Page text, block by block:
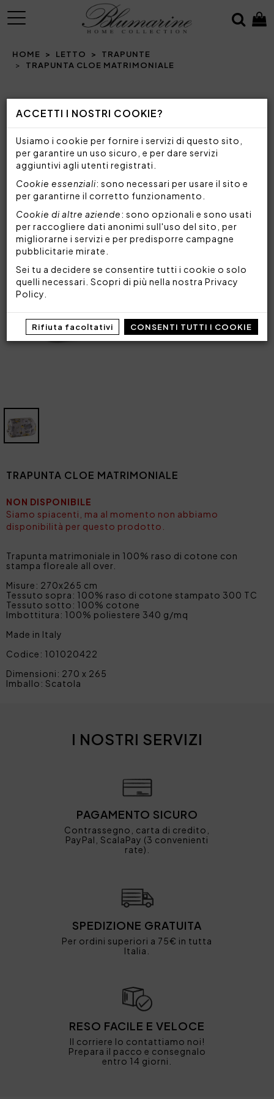
ACCETTI I NOSTRI COOKIE?
Usiamo i cookie per fornire i servizi di questo sito,
per garantire un uso sicuro, e per dare servizi
aggiuntivi agli utenti registrati.
Cookie essenziali: sono necessari per usare il sito e
per garantirne il corretto funzionamento.
Cookie di altre aziende: sono opzionali e sono usati
per raccogliere dati anonimi sull'uso del sito, per
migliorarne i servizi e per predisporre campagne
pubblicitarie mirate.
Sei tu a decidere se consentire tutti i cookie o solo
quelli necessari. Scopri di più nella nostra Privacy
Policy
Rifiuta facoltativi CONSENTI TUTTI I COOKIE
MENU
HOME LETTO
TRAPUNTE
TRAPUNTA CLOE MATRIMONIALE
Prev
TRAPUNTA CLOE MATRIMONIALE
NON DISPONIBILE
Siamo spiacenti, ma al momento non abbiamo
disponibilità per questo prodotto.
Trapunta matrimoniale in 100% raso di cotone con
stampa floreale all over.
Misure: 270x265 cm
Tessuto sopra: 100% raso di cotone stampato 300 TC
Tessuto sotto: 100% cotone
Imbottitura: 100% poliestere 340 g/mq
Made in Italy
Codice: 101020422
Dimensioni: 270 x 265
Imballo: Scatola
I NOSTRI SERVIZI
PAGAMENTO SICURO
Contrassegno, carta di credito,
PayPal, ScalaPay (3 convenienti
rate).
SPEDIZIONE GRATUITA
Per ordini superiori a 75€ in tutta
Italia.
RESO FACILE E VELOCE
Il corriere lo contattiamo noi!
Prepara il pacco e consegnalo
entro 14 giorni.